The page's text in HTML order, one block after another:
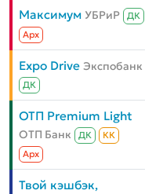
Максимум УБРиР
ДК
Aрх
Expo Drive Экспобанк
ДК
ОТП Premium Light
ОТП Банк ДК
КК
Aрх
Твой кэшбэк,